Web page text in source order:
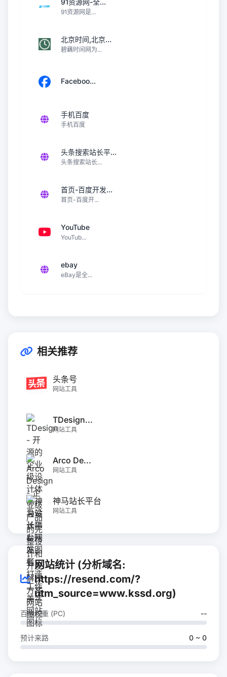
91资源网-全...
91资源网是...
北京时间,北京...
碧藕时间网为...
Faceboo...
手机百度
手机百度
头条搜索站长平...
头条搜索站长...
首页-百度开发...
首页-百度开...
YouTube
YouTub...
ebay
eBay是全...
相关推荐
头条号
网站工具
TDesign...
网站工具
Arco De...
网站工具
神马站长平台
网站工具
网站统计 (分析域名:
https://resend.com/?
utm_source=www.kssd.org)
百度权重 (PC) --
预计来路 0 ~ 0